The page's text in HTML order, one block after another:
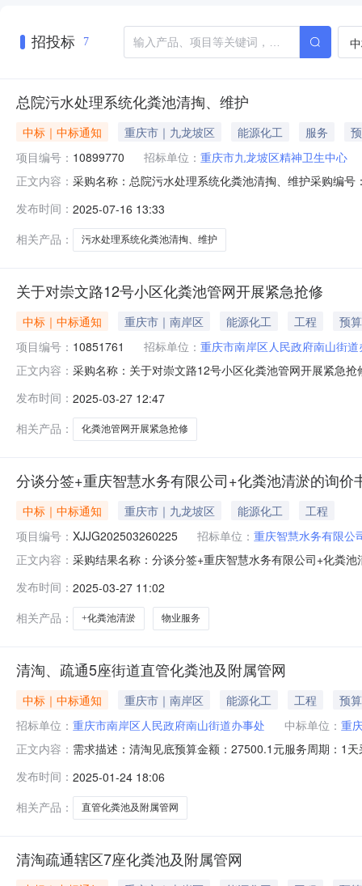
招投标 7
总院污水处理系统化粪池清掏、维护
中标｜中标通知 重庆市｜九龙坡区 能源化工 服务
项目编号： 10899770 招标单位： 重庆市九龙坡区精神卫生中心
正文内容： 采购名称：总院污水处理系统化粪池清掏、维护采购编
2025-07-1612:13:49第1中选人信息来源：
发布时间： 2025-07-16 13:33
相关产品：
污水处理系统化粪池清掏、维护
关于对崇文路12号小区化粪池管网开展紧急抢修
中标｜中标通知 重庆市｜南岸区 能源化工 工程
预
项目编号： 10851761 招标单位： 重庆市南岸区人民政府南山街
正文内容： 采购名称：关于对崇文路12号小区化粪池管网开展紧急
司23000.023000.023000.00-成交2025-03-2711:29:54
发布时间： 2025-03-27 12:47
相关产品：
化粪池管网开展紧急抢修
分谈分签+重庆智慧水务有限公司+化粪池清淤的询价
中标｜中标通知 重庆市｜九龙坡区 能源化工
工程
项目编号： XJJG202503260225 招标单位： 重庆智慧水务有限公
正文内容： 采购结果名称：分谈分签+重庆智慧水务有限公司+化粪
与方式：公开询价发布时间：2025-03-2413:18报价截
发布时间： 2025-03-27 11:02
相关产品：
+化粪池清淤 物业服务
清淘、疏通5座街道直管化粪池及附属管网
中标｜中标通知 重庆市｜南岸区 能源化工 工程
预
招标单位： 重庆市南岸区人民政府南山街道办事处 中标单位： 重
正文内容： 需求描述：清淘见底预算金额：27500.1元服务周期：1
27500.027500.027500.00-成交2025-01-2416:20:26第1
发布时间： 2025-01-24 18:06
相关产品：
直管化粪池及附属管网
清淘疏通辖区7座化粪池及附属管网